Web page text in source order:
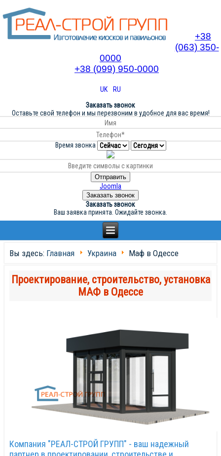
+38
(063) 350-
0000
+38 (099) 950-0000
UK
RU
Заказать звонок
Оставьте свой телефон и мы перезвоним в удобное для вас время!
Время звонка
Отправить
Joomla
Заказать звонок
Заказать звонок
Ваш заявка принята. Ожидайте звонка.
Вы здесь: Главная Украина Маф в Одессе
Проектирование, строительство, установка
МАФ в Одессе
Компания "РЕАЛ-СТРОЙ ГРУПП" - ваш надежный